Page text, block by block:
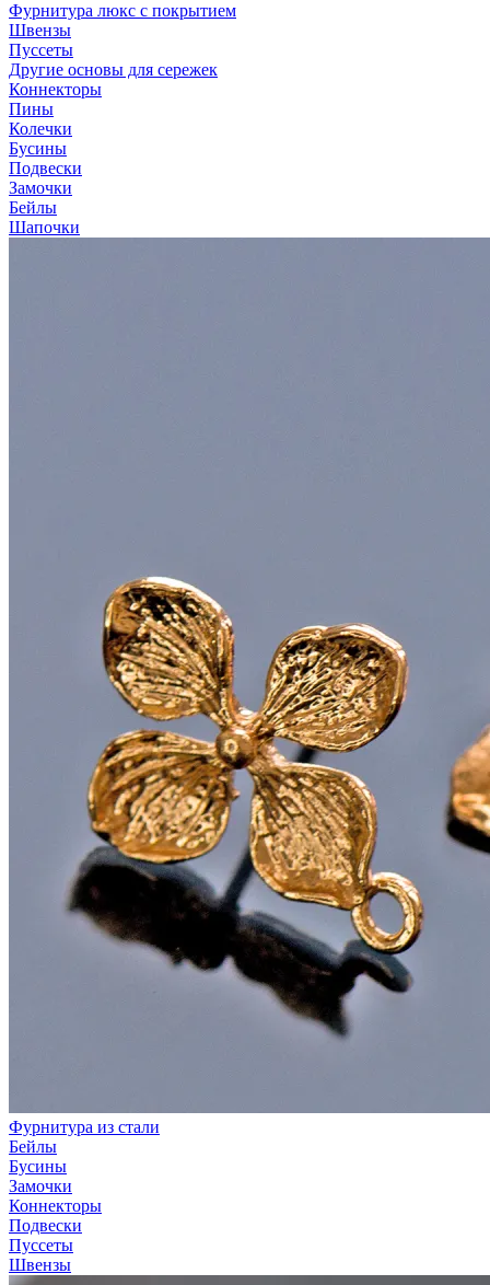
Фурнитура люкс с покрытием
Швензы
Пуссеты
Другие основы для сережек
Коннекторы
Пины
Колечки
Бусины
Подвески
Замочки
Бейлы
Шапочки
Фурнитура из стали
Бейлы
Бусины
Замочки
Коннекторы
Подвески
Пуссеты
Швензы